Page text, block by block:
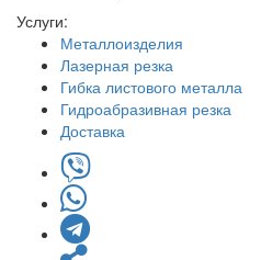
Услуги:
Металлоизделия
Лазерная резка
Гибка листового металла
Гидроабразивная резка
Доставка